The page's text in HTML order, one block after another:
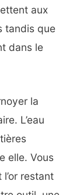
aux
tandis que
dans le
la
L’eau
elle. Vous
restant